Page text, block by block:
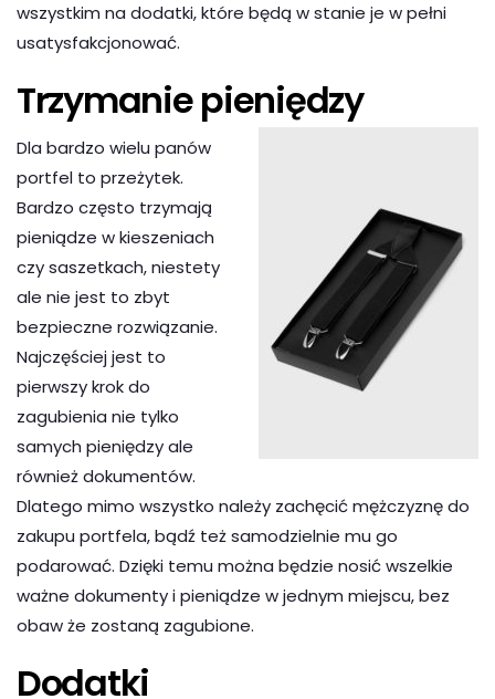
wszystkim na dodatki, które będą w stanie je w pełni
usatysfakcjonować.
Trzymanie pieniędzy
Dla bardzo wielu panów
portfel to przeżytek.
Bardzo często trzymają
pieniądze w kieszeniach
czy saszetkach, niestety
ale nie jest to zbyt
bezpieczne rozwiązanie.
Najczęściej jest to
pierwszy krok do
zagubienia nie tylko
samych pieniędzy ale
również dokumentów.
Dlatego mimo wszystko należy zachęcić mężczyznę do
zakupu portfela, bądź też samodzielnie mu go
podarować. Dzięki temu można będzie nosić wszelkie
ważne dokumenty i pieniądze w jednym miejscu, bez
obaw że zostaną zagubione.
Dodatki